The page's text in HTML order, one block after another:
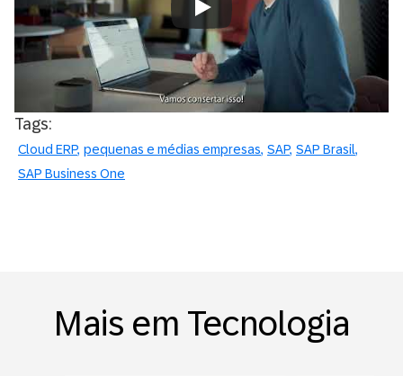
Always allow YouTube
Tags:
Cloud ERP pequenas e médias empresas SAP SAP Brasil
SAP Business One
Mais em Tecnologia